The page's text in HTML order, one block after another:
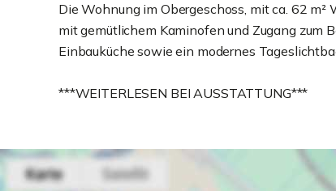
Die Wohnung im Obergeschoss, mit ca. 62
mit gemütlichem Kaminofen und Zugang zum
Einbauküche sowie ein modernes
***WEITERLESEN BEI AUSSTATTUNG***